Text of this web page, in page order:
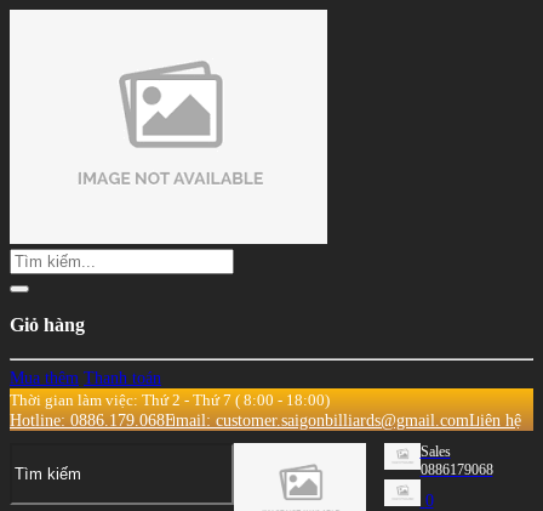
Giỏ hàng
Mua thêm Thanh toán
Thời gian làm việc: Thứ 2 - Thứ 7 ( 8:00 - 18:00)
Hotline: 0886.179.068Email: customer.saigonbilliards@gmail.comLiên hệ
Sales
0886179068
0